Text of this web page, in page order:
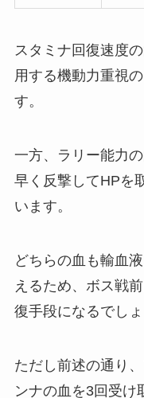
スタミナ回復速度
用する機動力重視
す。
一方、ラリー能力
早く反撃してHPを
います。
どちらの血も輸血
えるため、ボス戦
復手段になるでしょ
ただし前述の通り
ンナの血を3回受け